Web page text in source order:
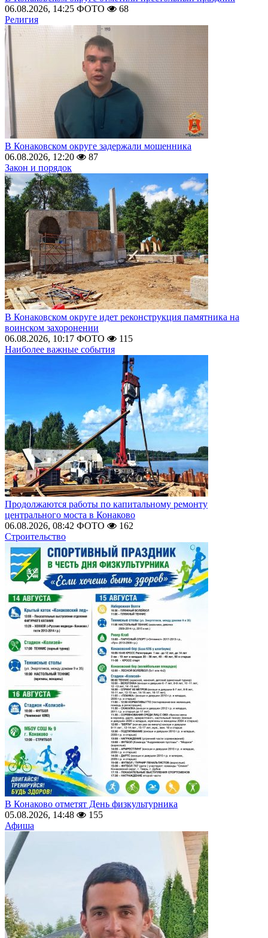
06.08.2026, 14:25 ФОТО
68
Религия
В Конаковском округе задержали мошенника
06.08.2026, 12:20
87
Закон и порядок
В Конаковском округе идет реконструкция памятника на
воинском захоронении
06.08.2026, 10:17 ФОТО
115
Наиболее важные события
Продолжаются работы по капитальному ремонту
центрального моста в Конаково
06.08.2026, 08:42 ФОТО
162
Строительство
В Конаково отметят День физкультурника
05.08.2026, 14:48
155
Афиша